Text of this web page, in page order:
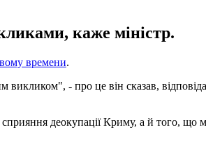
каже міністр.
времени.
викликом", - про це він сказав,
деокупації Криму, а й того, що